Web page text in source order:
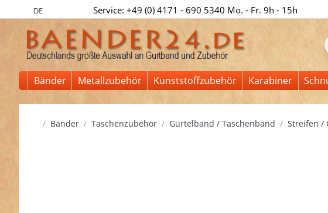
DE Service: +49 (0) 4171 - 690 5340 Mo. - Fr. 9h - 15h
Bänder Metallzubehör Kunststoffzubehör Karabiner
Startseite
Bänder Taschenzubehör Gürtelband / Taschenband Streifen /